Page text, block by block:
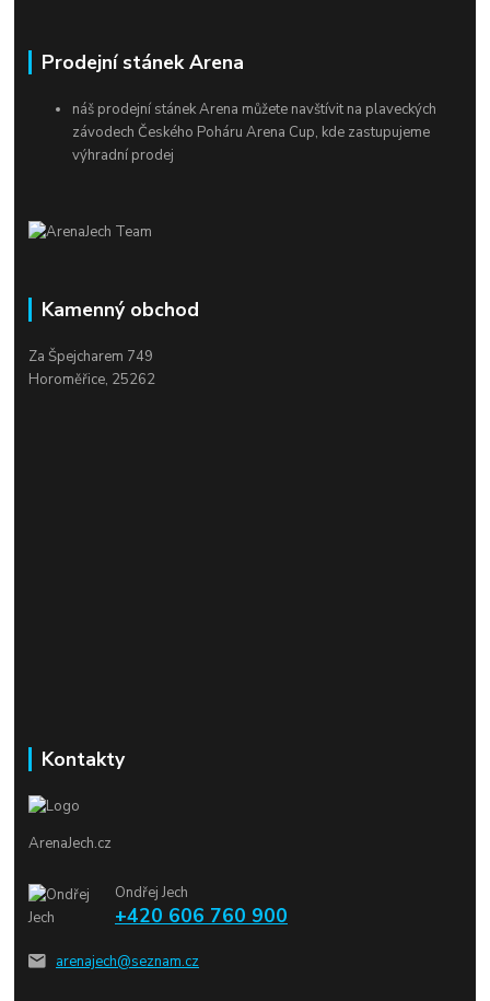
Prodejní stánek Arena
náš prodejní stánek Arena můžete navštívit na plaveckých
závodech Českého Poháru Arena Cup, kde zastupujeme
výhradní prodej
Kamenný obchod
Za Špejcharem 749
Horoměřice, 25262
Kontakty
ArenaJech.cz
Ondřej Jech
+420 606 760 900
arenajech@seznam.cz